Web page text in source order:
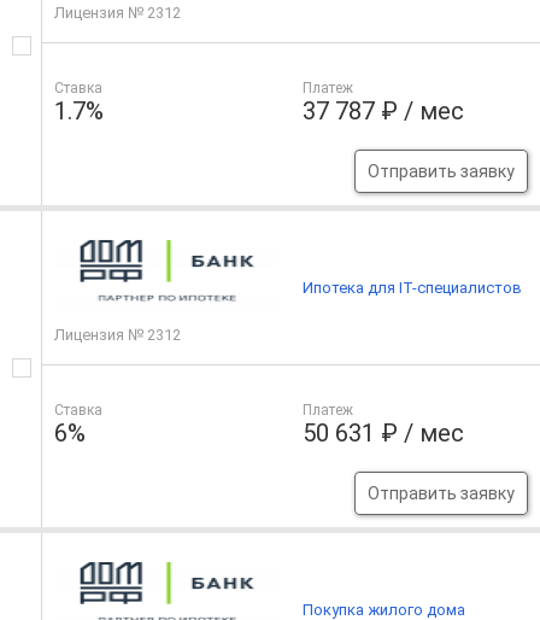
Лицензия № 2312
Ставка
1.7%
Платеж
37 787 ₽ / мес
Отправить заявку
Лицензия № 2312
Ставка
6%
Платеж
50 631 ₽ / мес
Отправить заявку
Ипотека для IT-специалистов
Покупка жилого дома